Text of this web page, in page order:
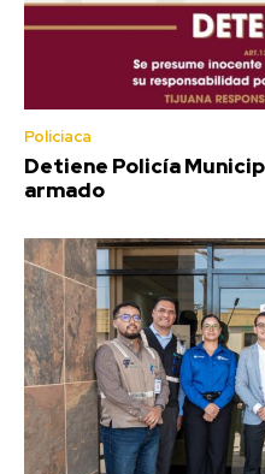
Policiaca
Detiene Policía
armado